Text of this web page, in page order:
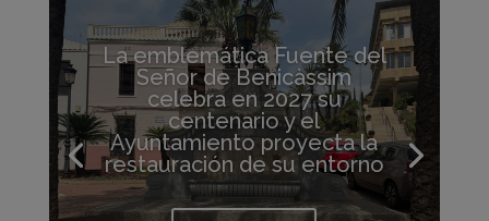
La emblemática Fuente del
Señor de Benicàssim
celebra en 2027 su
centenario y el
Ayuntamiento proyecta la
restauración de su entorno